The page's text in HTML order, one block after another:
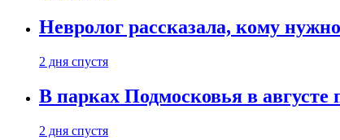
Невролог рассказала, кому
2 дня спустя
В парках Подмосковья в августе
2 дня спустя